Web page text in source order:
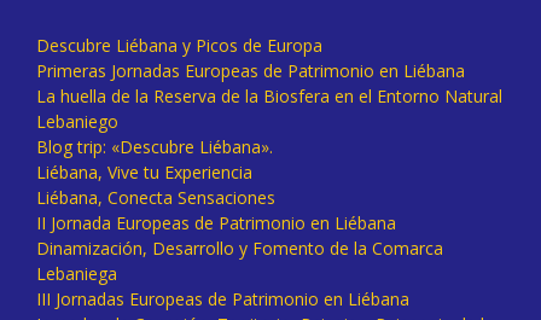
Descubre Liébana y Picos de Europa
Primeras Jornadas Europeas de Patrimonio en Liébana
La huella de la Reserva de la Biosfera en el Entorno Natural
Lebaniego
Blog trip: «Descubre Liébana».
Liébana, Vive tu Experiencia
Liébana, Conecta Sensaciones
II Jornada Europeas de Patrimonio en Liébana
Dinamización, Desarrollo y Fomento de la Comarca
Lebaniega
III Jornadas Europeas de Patrimonio en Liébana